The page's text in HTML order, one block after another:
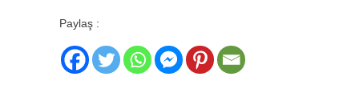
Paylaş :